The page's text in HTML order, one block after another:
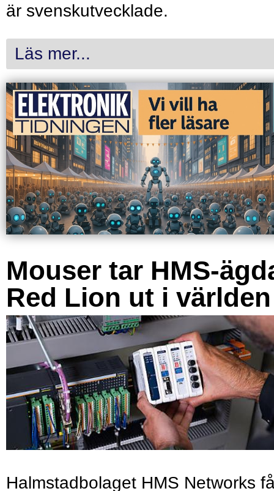
är svenskutvecklade.
Läs mer...
Mouser tar HMS-
Red Lion ut i världen
Halmstadbolaget HMS Networks